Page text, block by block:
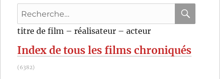
de
Gleize
Recherche
pour
titre de film – réalisateur – acteur
Index de tous les films chroniqués
(6382)